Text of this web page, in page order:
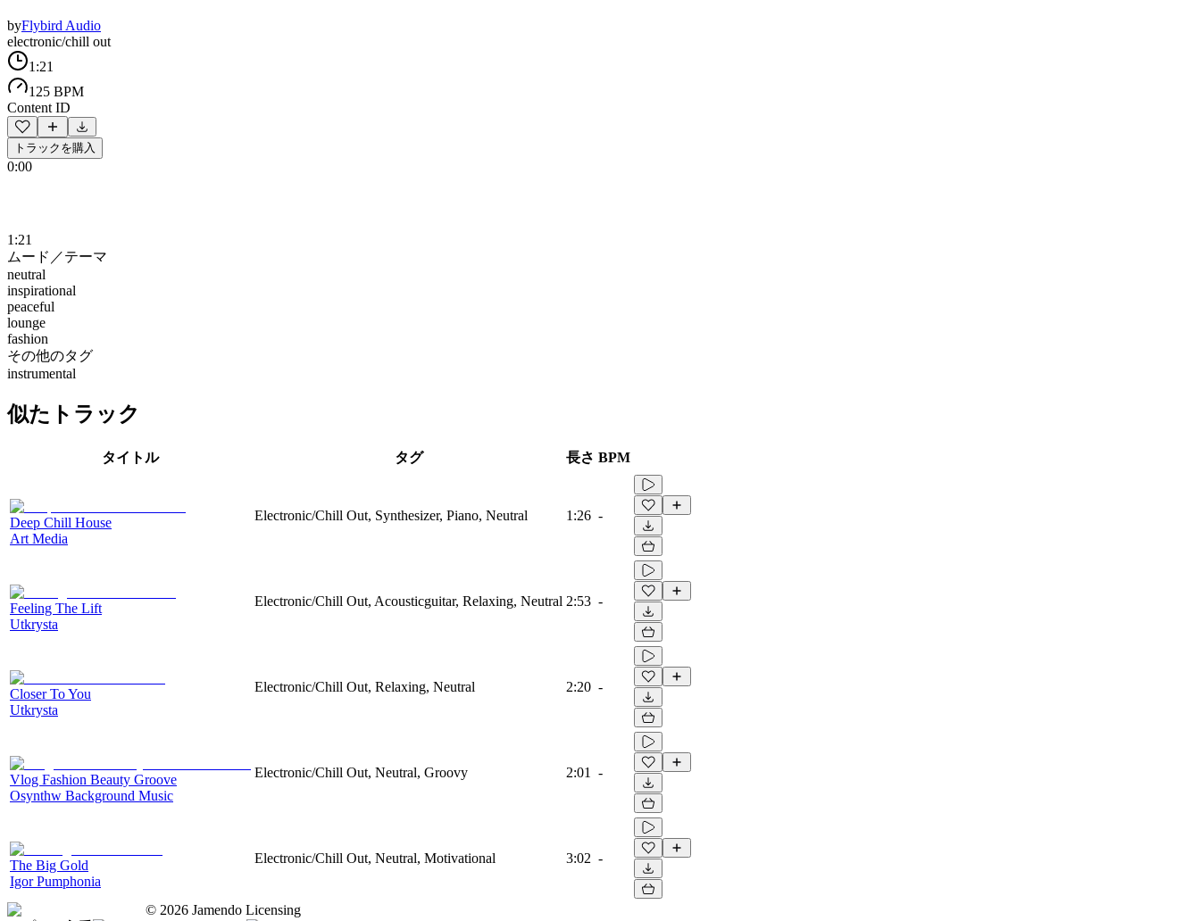
byFlybird Audio
electronic/chill out
1:21
125 BPM
Content ID
トラックを購入
0:00
1:21
ムード／テーマ
neutral
inspirational
peaceful
lounge
fashion
その他のタグ
instrumental
似たトラック
タイトル タグ 長さ BPM
Deep Chill House
Art Media
Electronic/Chill Out, Synthesizer, Piano, Neutral 1:26 -
Feeling The Lift
Utkrysta
Electronic/Chill Out, Acousticguitar, Relaxing, Neutral 2:53 -
Closer To You
Utkrysta
Electronic/Chill Out, Relaxing, Neutral 2:20 -
Vlog Fashion Beauty Groove
Osynthw Background Music
Electronic/Chill Out, Neutral, Groovy 2:01 -
The Big Gold
Igor Pumphonia
Electronic/Chill Out, Neutral, Motivational 3:02 -
© 2026 Jamendo Licensing